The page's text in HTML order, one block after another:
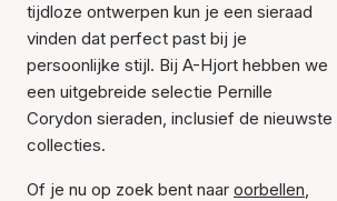
tijdloze ontwerpen kun je een sieraad
vinden dat perfect past bij je
persoonlijke stijl. Bij A-Hjort hebben we
een uitgebreide selectie Pernille
Corydon sieraden, inclusief de nieuwste
collecties.
Of je nu op zoek bent naar oorbellen,